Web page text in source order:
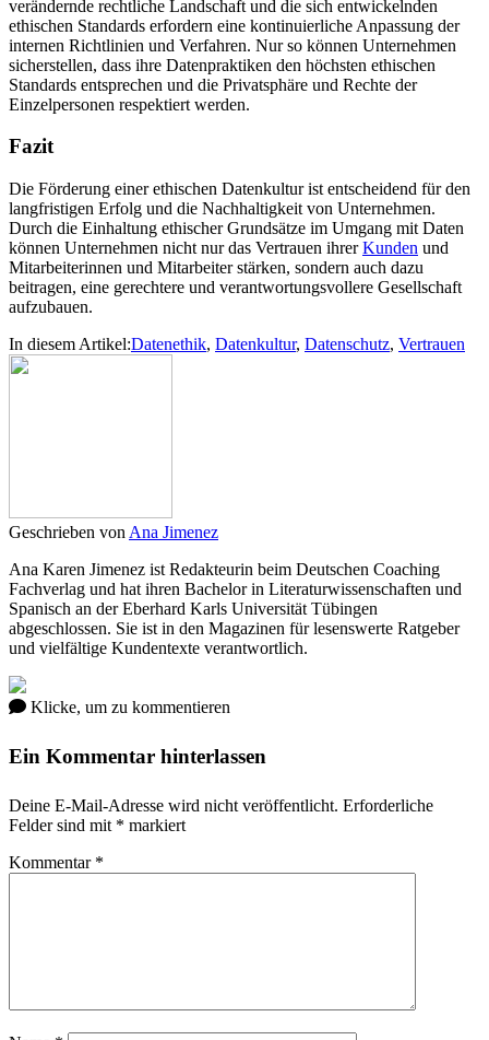
verändernde rechtliche Landschaft und die sich entwickelnden
ethischen Standards erfordern eine kontinuierliche Anpassung der
internen Richtlinien und Verfahren. Nur so können Unternehmen
sicherstellen, dass ihre Datenpraktiken den höchsten ethischen
Standards entsprechen und die Privatsphäre und Rechte der
Einzelpersonen respektiert werden.
Fazit
Die Förderung einer ethischen Datenkultur ist entscheidend für den
langfristigen Erfolg und die Nachhaltigkeit von Unternehmen.
Durch die Einhaltung ethischer Grundsätze im Umgang mit Daten
können Unternehmen nicht nur das Vertrauen ihrerKunden und
Mitarbeiterinnen und Mitarbeiter stärken, sondern auch dazu
beitragen, eine gerechtere und verantwortungsvollere Gesellschaft
aufzubauen.
In diesem Artikel:Datenethik, Datenkultur, Datenschutz, Vertrauen
Geschrieben von Ana Jimenez
Ana Karen Jimenez ist Redakteurin beim Deutschen Coaching
Fachverlag und hat ihren Bachelor in Literaturwissenschaften und
Spanisch an der Eberhard Karls Universität Tübingen
abgeschlossen. Sie ist in den Magazinen für lesenswerte Ratgeber
und vielfältige Kundentexte verantwortlich.
Klicke, um zu kommentieren
Ein Kommentar hinterlassen
Deine E-Mail-Adresse wird nicht veröffentlicht. Erforderliche
Felder sind mit * markiert
Kommentar *